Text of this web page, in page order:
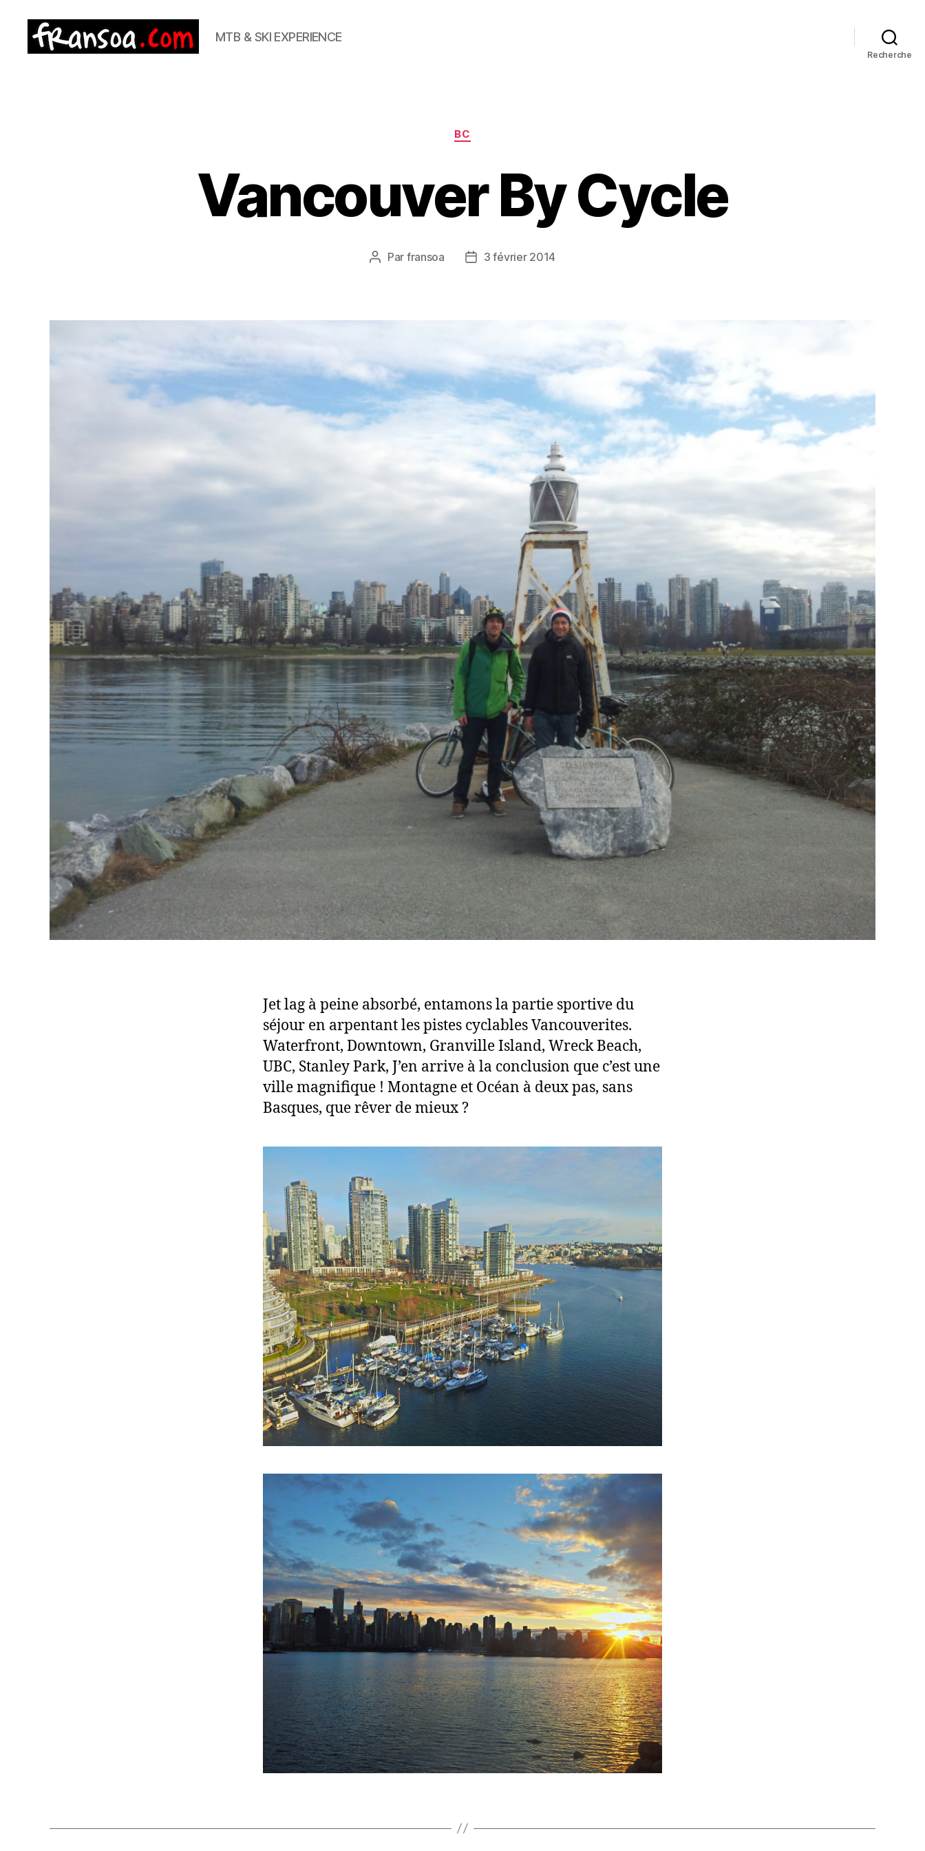
MTB & SKI EXPERIENCE
Recherche
Catégories
BC
Vancouver By Cycle
Auteur
Par fransoa
Date3 février 2014
Jet lag à peine absorbé, entamons la partie sportive du
séjour en arpentant les pistes cyclables Vancouverites.
Waterfront, Downtown, Granville Island, Wreck Beach,
UBC, Stanley Park, J’en arrive à la conclusion que c’est une
ville magnifique ! Montagne et Océan à deux pas, sans
Basques, que rêver de mieux ?